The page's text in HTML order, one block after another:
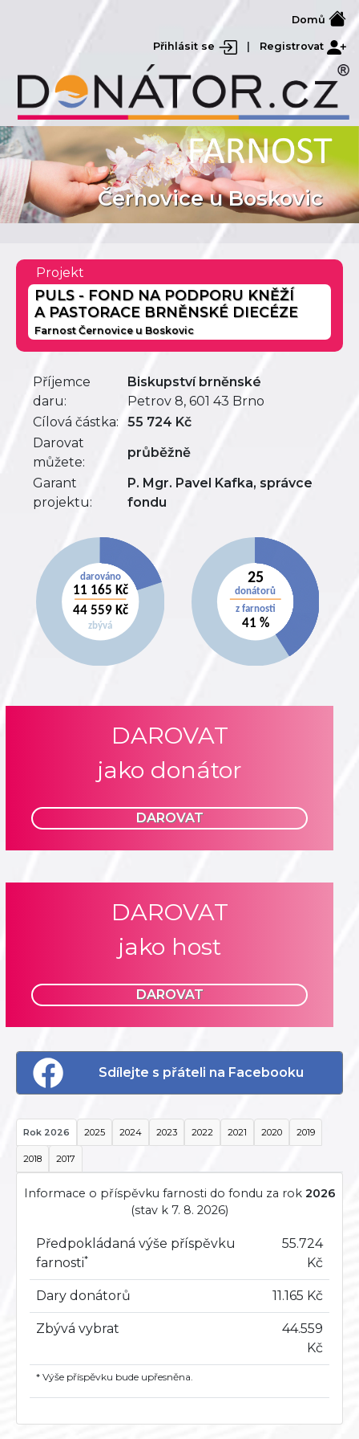
Domů
Přihlásit se Registrovat
Černovice u Boskovic
Projekt
PULS - FOND NA PODPORU KNĚŽÍ
A PASTORACE BRNĚNSKÉ DIECÉZE
Farnost Černovice u Boskovic
Příjemce
daru:
Biskupství brněnské
Petrov 8, 601 43 Brno
Cílová částka:
55 724 Kč
Darovat
můžete:
průběžně
Garant
projektu:
P. Mgr. Pavel Kafka, správce
fondu
DAROVAT
jako donátor
DAROVAT
DAROVAT
jako host
DAROVAT
Sdílejte s přáteli na Facebooku
Rok 2026 2025 2024 2023 2022 2021 2020 2019
2018 2017
Informace o příspěvku farnosti do fondu za rok 2026
(stav k 7. 8. 2026)
Předpokládaná výše příspěvku
farnosti*
55.724
Kč
Dary donátorů 11.165 Kč
Zbývá vybrat
44.559
Kč
* Výše příspěvku bude upřesněna.